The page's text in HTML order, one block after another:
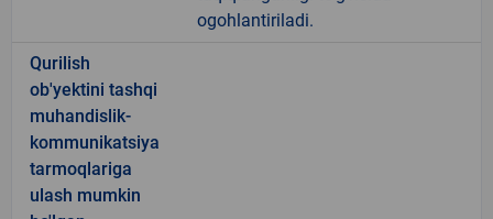
ogohlantiriladi.
Qurilish
ob'yektini tashqi
muhandislik-
kommunikatsiya
tarmoqlariga
ulash mumkin